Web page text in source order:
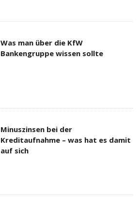
Was man über die KfW
Bankengruppe wissen sollte
Minuszinsen bei der
Kreditaufnahme – was hat es damit
auf sich